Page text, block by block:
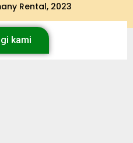
Rental, 2023
kami